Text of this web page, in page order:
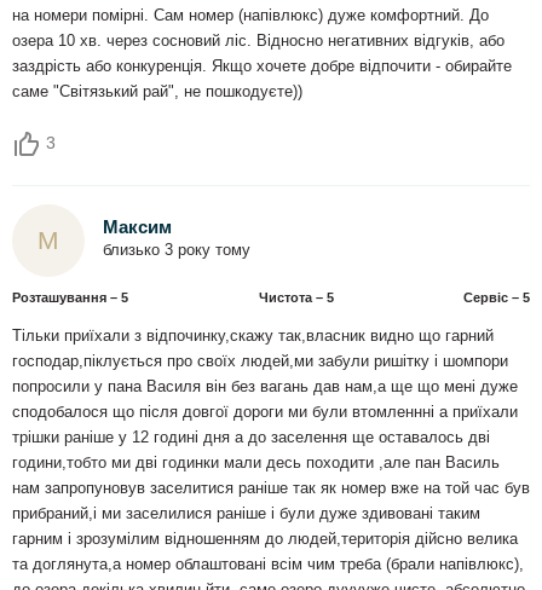
на номери помірні. Сам номер (напівлюкс) дуже комфортний. До
озера 10 хв. через сосновий ліс. Відносно негативних відгуків, або
заздрість або конкуренція. Якщо хочете добре відпочити - обирайте
саме "Світязький рай", не пошкодуєте))
3
М Максим
близько 3 року тому
Розташування – 5 Чистота – 5 Сервіс – 5
Тільки приїхали з відпочинку,скажу так,власник видно що гарний
господар,піклується про своїх людей,ми забули ришітку і шомпори
попросили у пана Василя він без вагань дав нам,а ще що мені дуже
сподобалося що після довгої дороги ми були втомленнні а приїхали
трішки раніше у 12 годині дня а до заселення ще оставалось дві
години,тобто ми дві годинки мали десь походити ,але пан Василь
нам запропуновув заселитися раніше так як номер вже на той час був
прибраний,і ми заселилися раніше і були дуже здивовані таким
гарним і зрозумілим відношенням до людей,територія дійсно велика
та доглянута,а номер облаштовані всім чим треба (брали напівлюкс),